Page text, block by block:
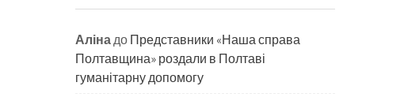
АлінадоПредставники «Наша справа
Полтавщина» роздали в Полтаві
гуманітарну допомогу